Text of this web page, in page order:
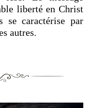
liberté en Christ
se caractérise par
autres.